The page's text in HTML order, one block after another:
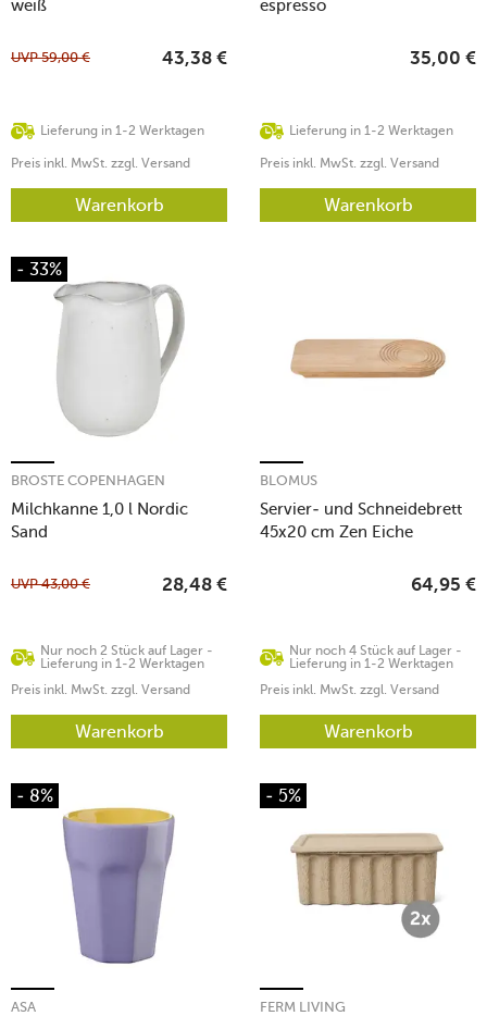
weiß
Lieferung in 1-2 Werktagen
UVP59,00 € 43,38 €
Preis inkl. MwSt. zzgl. Versand
Warenkorb
espresso
Lieferung in 1-2 Werktagen
35,00 €
Preis inkl. MwSt. zzgl. Versand
Warenkorb
- 33%
Milchkanne 1,0 l Nordic
Sand
BROSTE COPENHAGEN
Nur noch 2 Stück auf Lager -
Lieferung in 1-2 Werktagen
UVP43,00 € 28,48 €
Preis inkl. MwSt. zzgl. Versand
Warenkorb
Servier- und Schneidebrett
45x20 cm Zen Eiche
BLOMUS
Nur noch 4 Stück auf Lager -
Lieferung in 1-2 Werktagen
64,95 €
Preis inkl. MwSt. zzgl. Versand
Warenkorb
- 8%
ASA
- 5%
FERM LIVING